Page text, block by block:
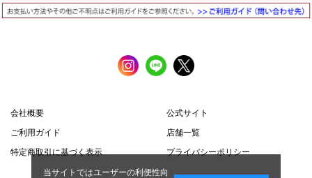
会社概要
公式サイト
ご利用ガイド
店舗一覧
特定商取引に基づく表示
プライバシーポリシー
当サイトではユーザーの利便性向